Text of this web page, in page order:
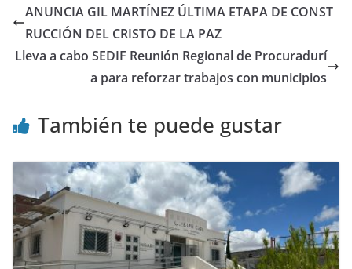
ANUNCIA GIL MARTÍNEZ ÚLTIMA ETAPA DE CONST
RUCCIÓN DEL CRISTO DE LA PAZ
Lleva a cabo SEDIF Reunión Regional de Procuradurí
a para reforzar trabajos con municipios
También te puede gustar